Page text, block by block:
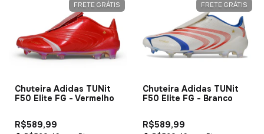
FRETE GRÁTIS
Chuteira Adidas TUNit
F50 Elite FG - Vermelho
R$589,99
FRETE GRÁTIS
Chuteira Adidas TUNit
F50 Elite FG - Branco
R$589,99